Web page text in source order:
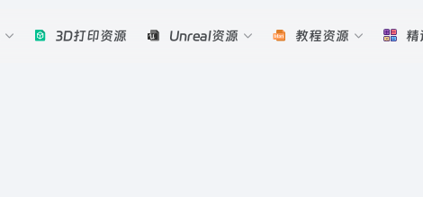
3D打印资源 Unreal资源 教程资源 精